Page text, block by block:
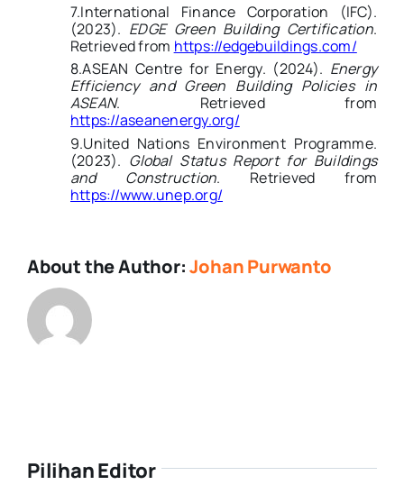
7.International Finance Corporation (IFC).
(2023). EDGE Green Building Certification.
Retrieved from https://edgebuildings.com/
8.ASEAN Centre for Energy. (2024). Energy
Efficiency and Green Building Policies in
ASEAN. Retrieved from
https://aseanenergy.org/
9.United Nations Environment Programme.
(2023). Global Status Report for Buildings
and Construction. Retrieved from
https://www.unep.org/
About the Author:Johan Purwanto
Pilihan Editor